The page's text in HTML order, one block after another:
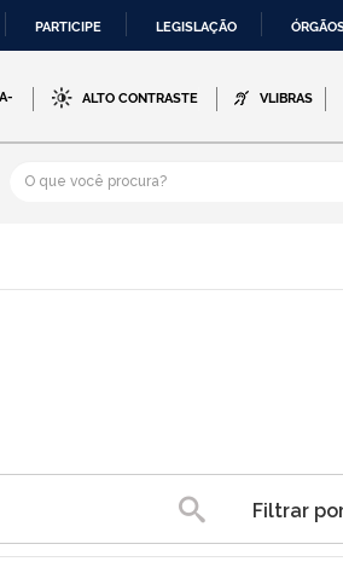
PARTICIPE LEGISLAÇÃO
A- ALTO CONTRASTE VLIBRAS
Pesquisa
Filtrar